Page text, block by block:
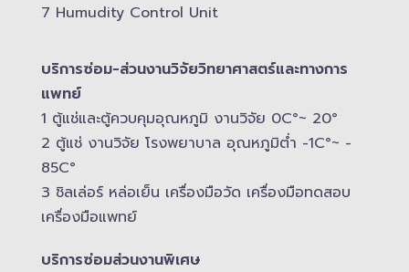
7 Humudity Control Unit
บริการซ่อม-​ส่วนงานวิจัยวิทยาศาสตร์และทางการ
แพทย์
1 ตู้แช่และตู้ควบคุม​อุณหภูมิ​ งานวิจัย 0C°~ 20°
2 ตู้แช่ งานวิจัย โรงพยาบาล อุณหภูมิ​ต่ำ -​1C°~ -​
85C°
3 ชิลเล่อร์ หล่อเย็น เครื่องมือวัด เครื่องมือทดสอบ
เครื่องมือแพทย์
บริการซ่อมส่วนงานพิเศษ